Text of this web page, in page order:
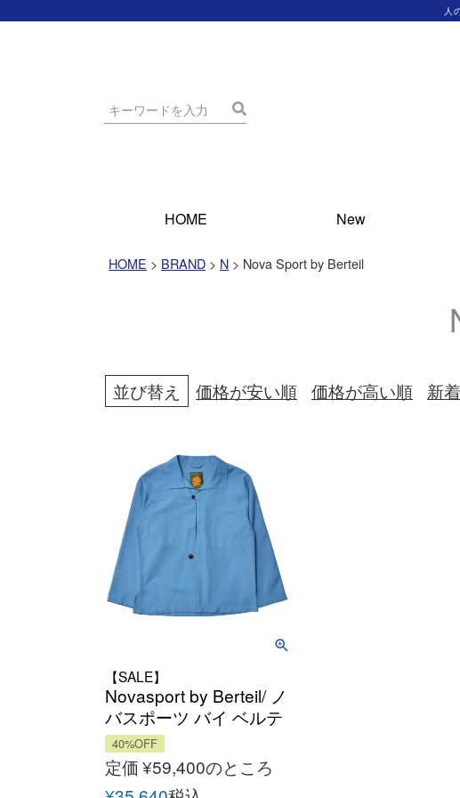
人
HOME New
HOME BRAND N Nova Sport by Berteil
並び替え 価格が安い順 価格が高い順 新
【SALE】
Novasport by Berteil/ ノ
バスポーツ バイ ベルテ
イユ Loctudy コットン
フレンチジャケット
made in French
40%OFF
定価¥59,400のところ